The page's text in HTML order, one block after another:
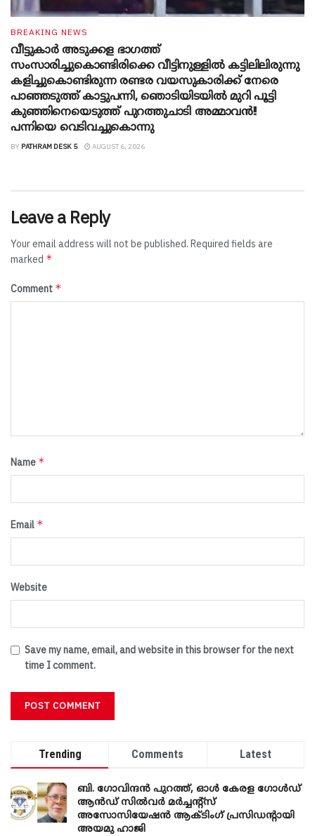
BREAKING NEWS
വീട്ടുകാർ അ‌ടുക്കള ഭാ​ഗത്ത്
സംസാരിച്ചുകൊണ്ടിരിക്കെ വീട്ടിനുള്ളിൽ കട്ടിലിലിരുന്നു
കളിച്ചുകൊണ്ടിരുന്ന രണ്ടര വയസുകാരിക്ക് നേരെ
പാഞ്ഞടുത്ത് കാട്ടുപന്നി, ‍ഞൊടിയി‌ടയിൽ മുറി പൂട്ടി
കുഞ്ഞിനെയെടുത്ത് പുറത്തുചാടി അമ്മാവൻ!!
പന്നിയെ വെടിവച്ചുകൊന്നു
BY PATHRAM DESK 5 AUGUST 6, 2026
Leave a Reply
Your email address will not be published. Required fields are
marked *
Comment *
Name *
Email *
Website
Save my name, email, and website in this browser for the next
time I comment.
Trending Comments Latest
ബി. ​ഗോവിന്ദൻ പുറത്ത്, ഓൾ കേരള ഗോൾഡ്
ആൻഡ് സിൽവർ മർച്ചന്റ്സ്
അസോസിയേഷൻ ആക്ടിംഗ് പ്രസിഡന്റായി
അയമു ഹാജി